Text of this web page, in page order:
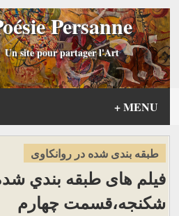
Persanne
Un site pour partager l'Art
MENU
+
طبقه بندی شده در روانكاوی
فیلم های طبقه بندي
شکنجه‌،قسمت چهارم